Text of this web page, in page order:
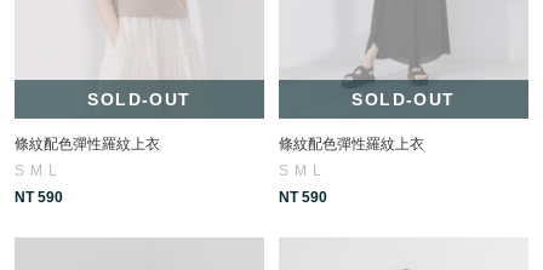
SOLD-OUT
條紋配色彈性羅紋上衣
S M L
NT 590
SOLD-OUT
條紋配色彈性羅紋上衣
S M L
NT 590